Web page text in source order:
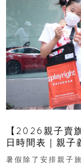
【2026親子賣
日時間表｜親子
暑假除了安排親子